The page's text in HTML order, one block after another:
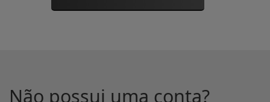
Não possui uma conta?